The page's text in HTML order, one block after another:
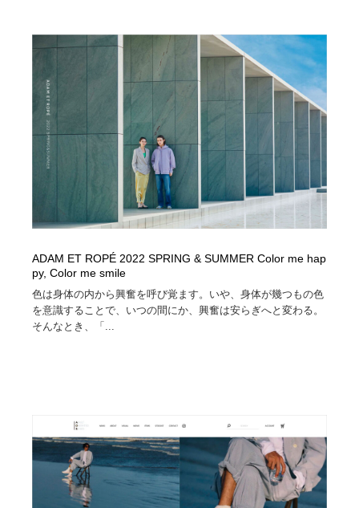
ADAM ET ROPÉ 2022 SPRING & SUMMER Color me hap
py, Color me smile
色は身体の内から興奮を呼び覚ます。いや、身体が幾つもの色
を意識することで、いつの間にか、興奮は安らぎへと変わる。
そんなとき、「...